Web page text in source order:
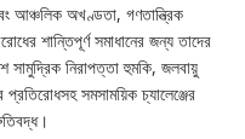
আঞ্চলিক অখণ্ডতা, গণতান্ত্রিক
শান্তিপূর্ণ সমাধানের জন্য তাদের
সামুদ্রিক নিরাপত্তা হুমকি, জলবায়ু
প্রতিরোধসহ সমসাময়িক চ্যালেঞ্জের